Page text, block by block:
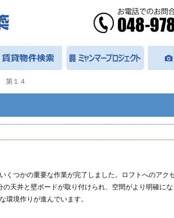
第１４
くつかの重要な作業が完了しました。ロフトへのアク
天井と壁ボードが取り付けられ、空間がより明確にな
環境作りが進んでいます。